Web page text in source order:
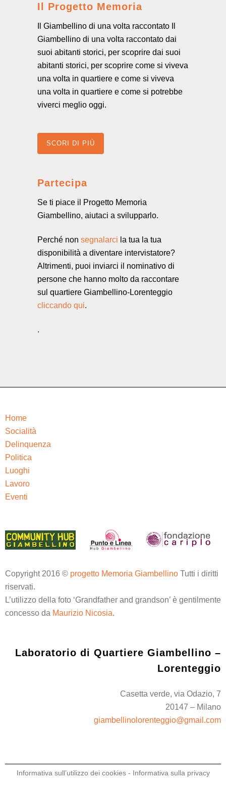
Il Progetto Memoria
Il Giambellino di una volta raccontato Il
Giambellino di una volta raccontato dai
suoi abitanti storici, per scoprire dai suoi
abitanti storici, per scoprire come si viveva
una volta in quartiere e come si viveva
una volta in quartiere e come si potrebbe
viverci meglio oggi.
SCORI DI PIÙ
Partecipa
Se ti piace il Progetto Memoria
Giambellino, aiutaci a svilupparlo.
Perché non segnalarci la tua la tua
disponibilità a diventare intervistatore?
Altrimenti, puoi inviarci il nominativo di
persone che hanno molto da raccontare
sul quartiere Giambellino-Lorenteggio
cliccando qui.
.
Home
Socialità
Delinquenza
Politica
Luoghi
Lavoro
Eventi
Copyright 2016 © progetto Memoria Giambellino Tutti i diritti
riservati.
L’utilizzo della foto ‘Grandfather and grandson’ è gentilmente
concesso da Maurizio Nicosia.
Laboratorio di Quartiere Giambellino –
Lorenteggio
Casetta verde, via Odazio, 7
20147 – Milano
giambellinolorenteggio@gmail.com
Informativa sull’utilizzo dei cookies- Informativa sulla privacy